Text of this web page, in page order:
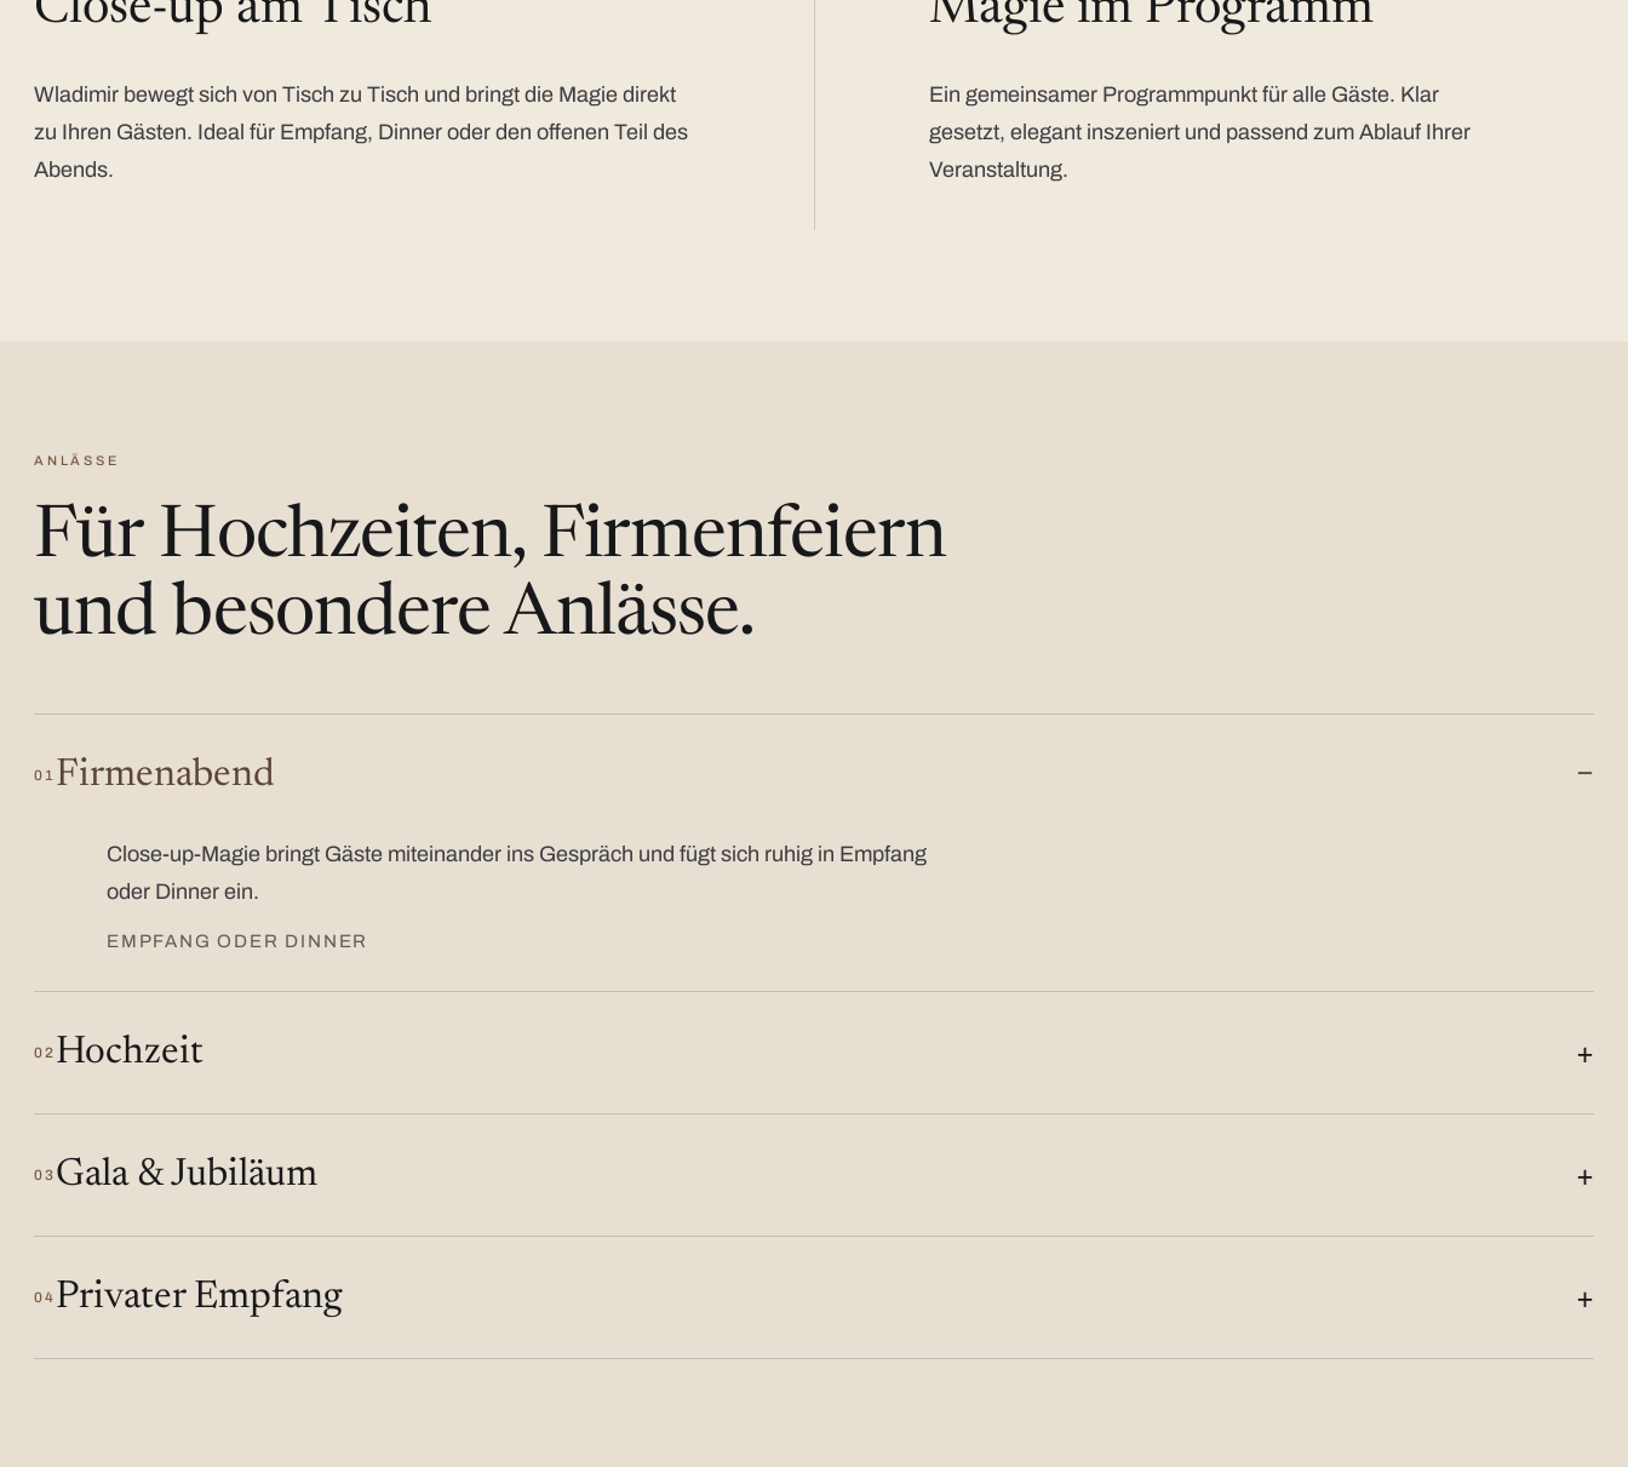
Wladimir bewegt sich von Tisch zu Tisch und bringt die Magie direkt
zu Ihren Gästen. Ideal für Empfang, Dinner oder den offenen Teil des
Abends.
Ein gemeinsamer Programmpunkt für alle Gäste. Klar
gesetzt, elegant inszeniert und passend zum Ablauf Ihrer
Veranstaltung.
ANLÄSSE
Für Hochzeiten, Firmenfeiern
und besondere Anlässe.
01 Firmenabend
Close-up-Magie bringt Gäste miteinander ins Gespräch und fügt sich ruhig in Empfang
oder Dinner ein.
EMPFANG ODER DINNER
02 Hochzeit
03 Gala & Jubiläum
04 Privater Empfang